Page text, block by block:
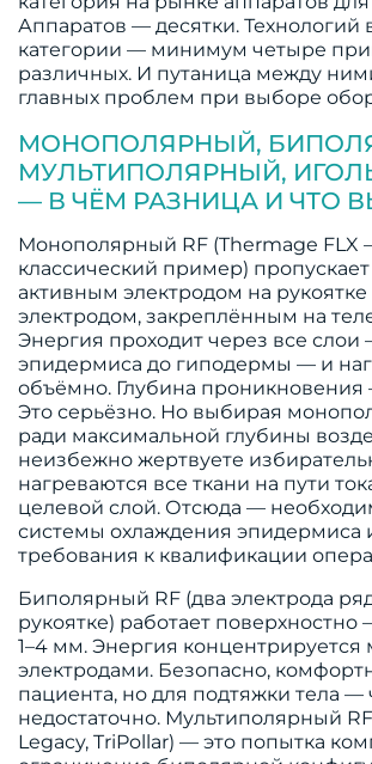
Аппаратов — десятки. Технологий
категории — минимум четыре
различных. И путаница между
главных проблем при выборе
МОНОПОЛЯРНЫЙ,
МУЛЬТИПОЛЯРНЫЙ,
— В ЧЁМ РАЗНИЦА И ЧТО
Монополярный RF (Thermage FLX
классический пример)
активным электродом на
электродом, закреплённым на
Энергия проходит через все слои
эпидермиса до гиподермы — и
объёмно. Глубина проникновения
Это серьёзно. Но выбирая
ради максимальной глубины
неизбежно жертвуете
нагреваются все ткани на пути
целевой слой. Отсюда —
системы охлаждения эпидермиса
требования к квалификации
Биполярный RF (два электрода
рукоятке) работает поверхностно
1–4 мм. Энергия концентрируется
электродами. Безопасно,
пациента, но для подтяжки тела —
недостаточно. Мультиполярный
Legacy, TriPollar) — это попытка